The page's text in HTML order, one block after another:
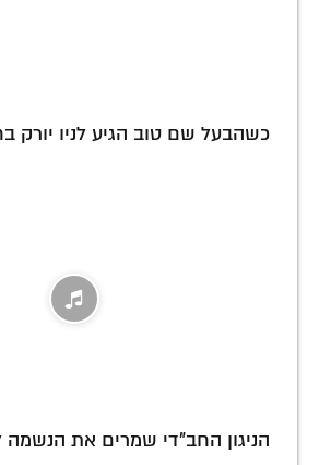
כשהבעל שם טוב הגיע לניו יורק
הניגון החב"די שמרים את הנשמה